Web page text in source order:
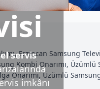
servis
imkânı
Erzincan Samsung
Kombi Onarımı,
Onarımı, Üzümlü